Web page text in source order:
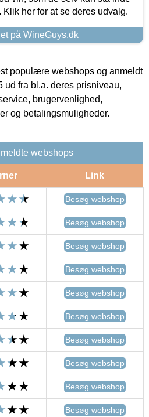
her for at se deres udvalg.
på WineGuys.dk
populære webshops og anmeldt
ud fra bl.a. deres prisniveau,
brugervenlighed,
og betalingsmuligheder.
webshops
Link
Besøg webshop
Besøg webshop
Besøg webshop
Besøg webshop
Besøg webshop
Besøg webshop
Besøg webshop
Besøg webshop
Besøg webshop
Besøg webshop